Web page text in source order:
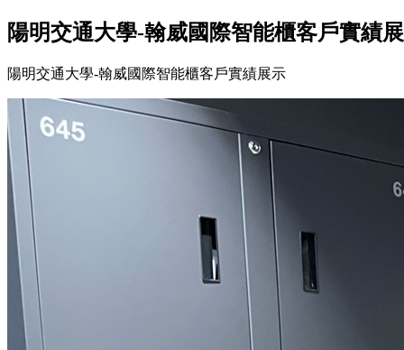
陽明交通大學-翰威國際智能櫃客戶實績
陽明交通大學-翰威國際智能櫃客戶實績展示